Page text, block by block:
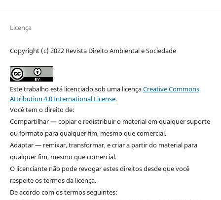
Licença
Copyright (c) 2022 Revista Direito Ambiental e Sociedade
Este trabalho está licenciado sob uma licençaCreative Commons
Attribution 4.0 International License.
Você tem o direito de:
Compartilhar — copiar e redistribuir o material em qualquer suporte
ou formato para qualquer fim, mesmo que comercial.
Adaptar — remixar, transformar, e criar a partir do material para
qualquer fim, mesmo que comercial.
O licenciante não pode revogar estes direitos desde que você
respeite os termos da licença.
De acordo com os termos seguintes: